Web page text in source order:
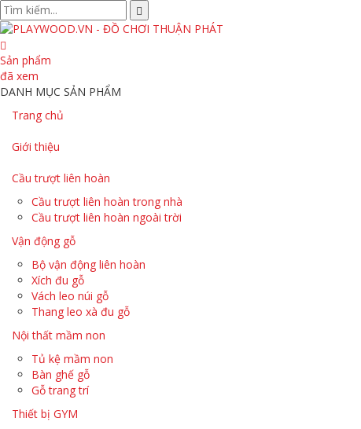
Sản phẩm
đã xem
DANH MỤC SẢN PHẨM
Trang chủ
Giới thiệu
Cầu trượt liên hoàn
Cầu trượt liên hoàn trong nhà
Cầu trượt liên hoàn ngoài trời
Vận động gỗ
Bộ vận động liên hoàn
Xích đu gỗ
Vách leo núi gỗ
Thang leo xà đu gỗ
Nội thất mầm non
Tủ kệ mầm non
Bàn ghế gỗ
Gỗ trang trí
Thiết bị GYM